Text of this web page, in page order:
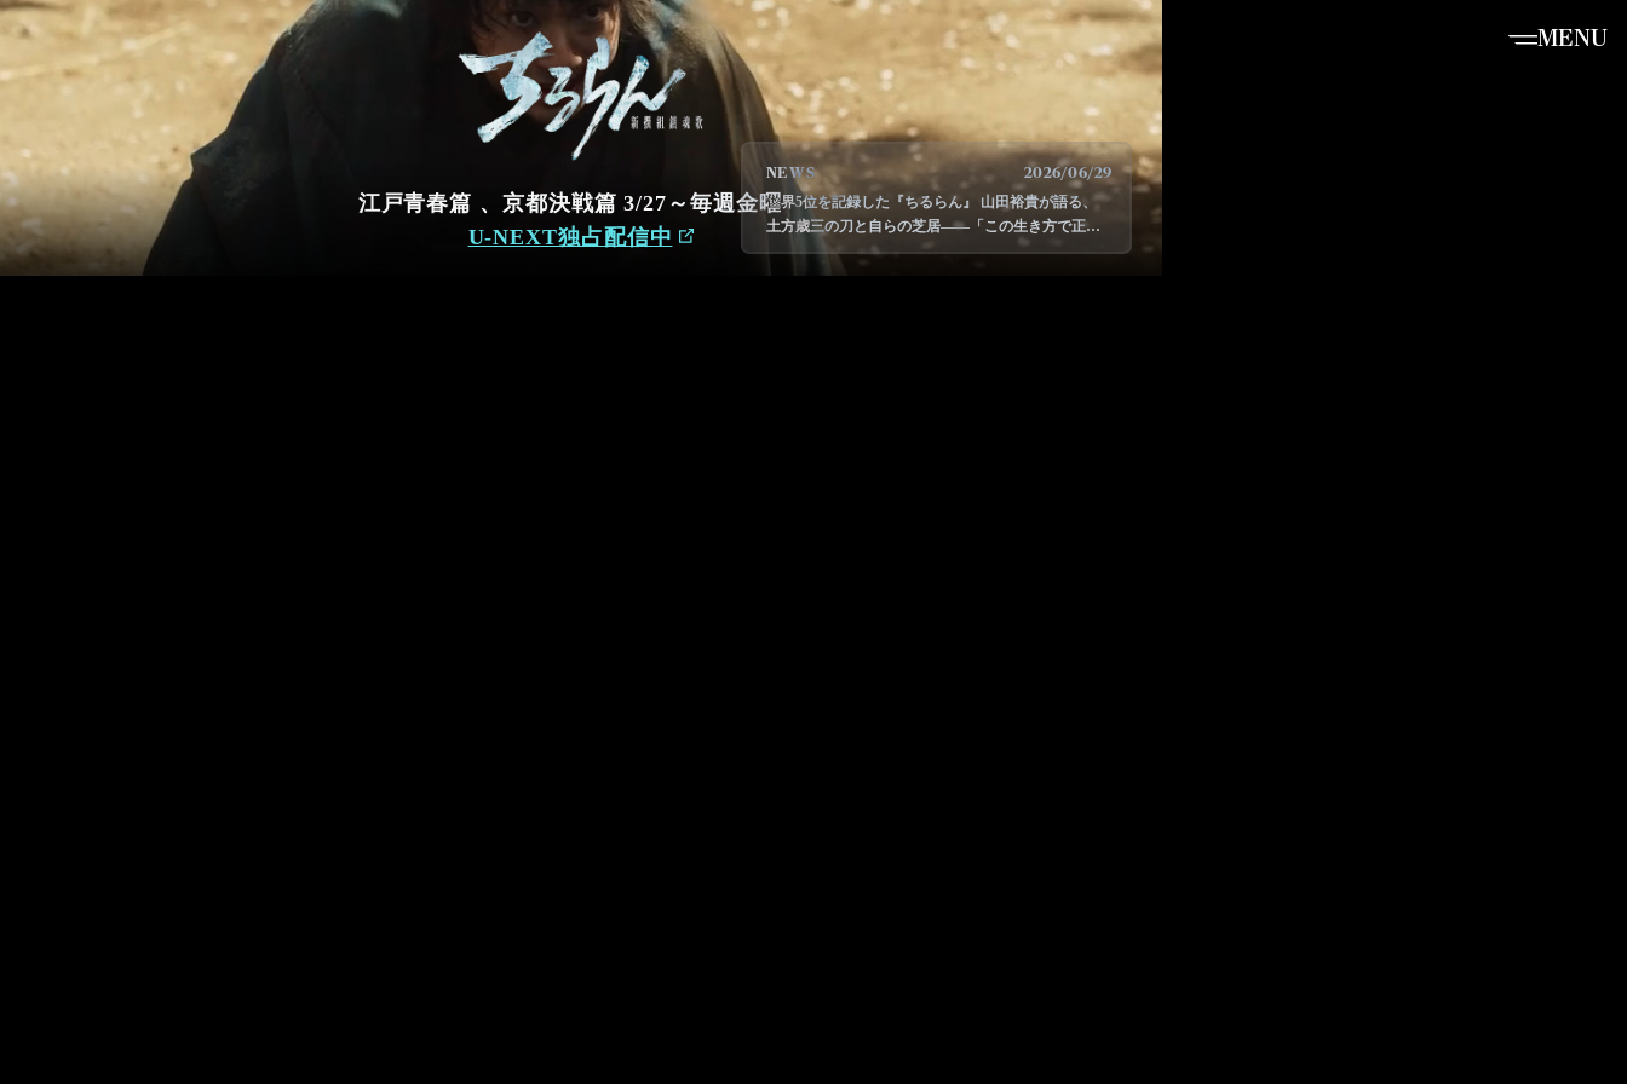
MENU
江戸青春篇 、京都決戦篇 3/27～毎週金曜
U-NEXT独占配信中
NEWS
2026/06/29
世界5位を記録した『ちるらん』 山田裕貴が語る、
土方歳三の刀と自らの芝居――「この生き方で正し
かった」と信じるために